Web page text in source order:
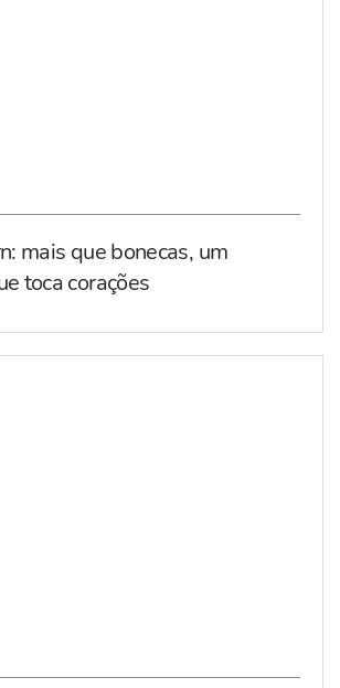
mais que bonecas, um
toca corações